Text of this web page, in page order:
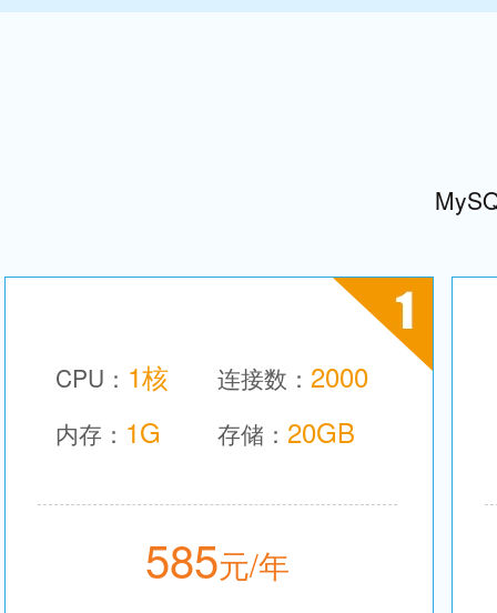
CPU： 1核 连接数： 2000
内存： 1G 存储： 20GB
585元/年